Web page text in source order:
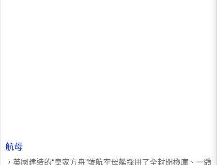
航母
，英國建造的“皇家方舟”號航空母艦採用了全封閉機庫、一體